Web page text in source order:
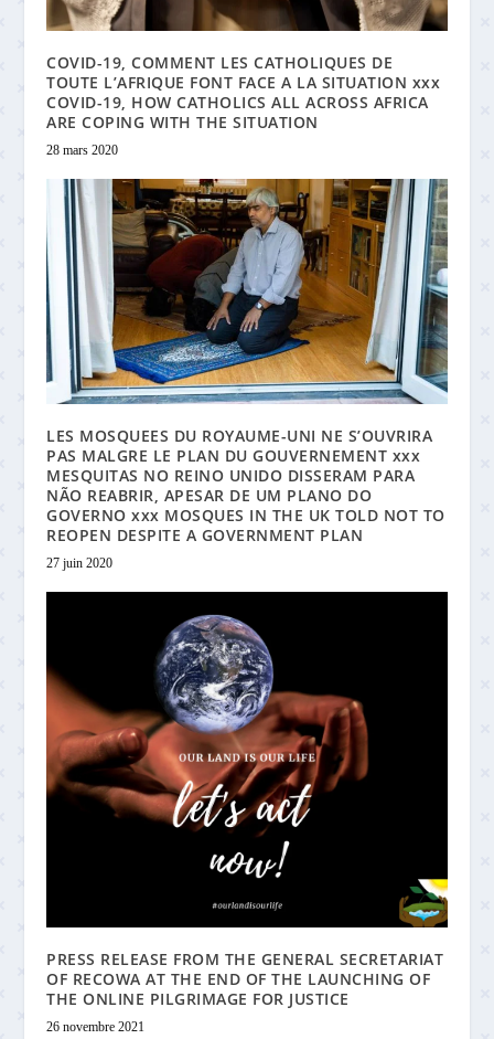
COVID-19, COMMENT LES CATHOLIQUES DE
TOUTE L’AFRIQUE FONT FACE A LA SITUATION xxx
COVID-19, HOW CATHOLICS ALL ACROSS AFRICA
ARE COPING WITH THE SITUATION
28 mars 2020
LES MOSQUEES DU ROYAUME-UNI NE S’OUVRIRA
PAS MALGRE LE PLAN DU GOUVERNEMENT xxx
MESQUITAS NO REINO UNIDO DISSERAM PARA
NÃO REABRIR, APESAR DE UM PLANO DO
GOVERNO xxx MOSQUES IN THE UK TOLD NOT TO
REOPEN DESPITE A GOVERNMENT PLAN
27 juin 2020
PRESS RELEASE FROM THE GENERAL SECRETARIAT
OF RECOWA AT THE END OF THE LAUNCHING OF
THE ONLINE PILGRIMAGE FOR JUSTICE
26 novembre 2021